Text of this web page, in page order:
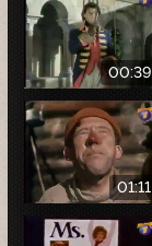
00:39
01:11